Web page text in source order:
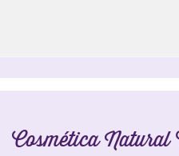
Cosmética Natural